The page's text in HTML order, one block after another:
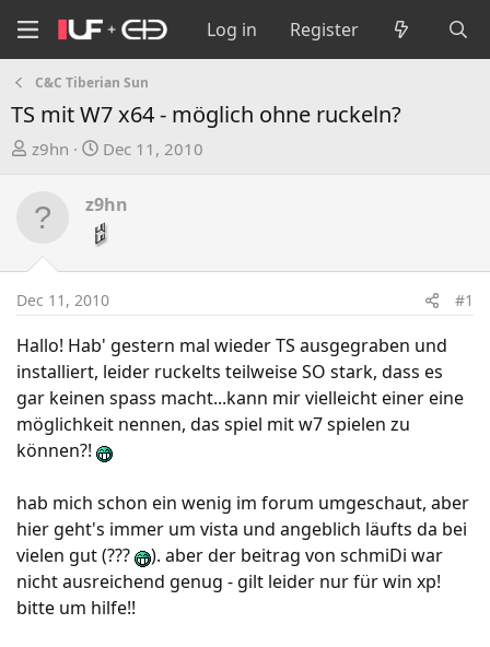
Log in Register
C&C Tiberian Sun
TS mit W7 x64 - möglich ohne ruckeln?
T
e
d
t
a
r
e
r
z9hn
S
a
r
t
d
a
t
e
Dec 11, 2010
z9hn
Dec 11, 2010 #1
Hallo! Hab' gestern mal wieder TS ausgegraben und
installiert, leider ruckelts teilweise SO stark, dass es
gar keinen spass macht...kann mir vielleicht einer eine
möglichkeit nennen, das spiel mit w7 spielen zu
können?!
hab mich schon ein wenig im forum umgeschaut, aber
hier geht's immer um vista und angeblich läufts da bei
vielen gut (???
). aber der beitrag von schmiDi war
nicht ausreichend genug - gilt leider nur für win xp!
bitte um hilfe!!